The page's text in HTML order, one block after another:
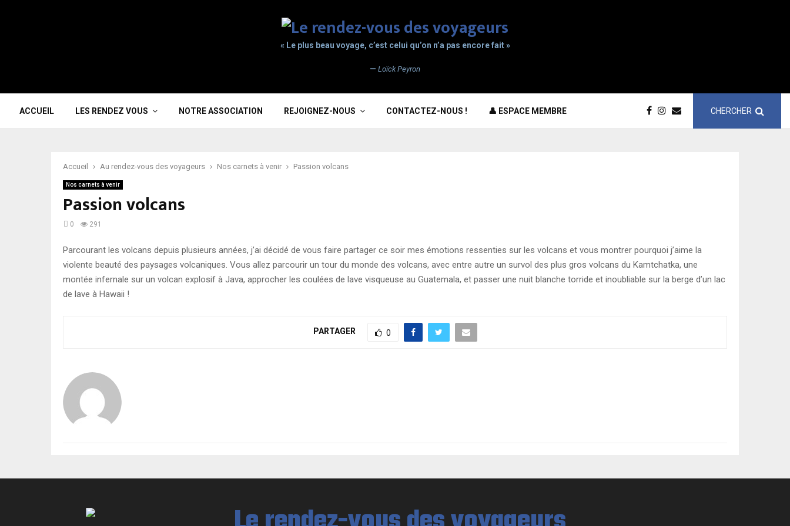
« Le plus beau voyage, c’est celui qu’on n’a pas encore fait »
— Loïck Peyron
ACCUEIL LES RENDEZ VOUS NOTRE ASSOCIATION REJOIGNEZ-NOUS CONTACTEZ-NOUS ! 👤 ESPACE MEMBRE CHERCHER
Accueil Au rendez-vous des voyageurs Nos carnets à venir Passion volcans
Nos carnets à venir
Passion volcans
0 291
Parcourant les volcans depuis plusieurs années, j’ai décidé de vous faire partager ce soir mes émotions ressenties sur les volcans et vous montrer pourquoi j’aime la
violente beauté des paysages volcaniques. Vous allez parcourir un tour du monde des volcans, avec entre autre un survol des plus gros volcans du Kamtchatka, une
montée infernale sur un volcan explosif à Java, approcher les coulées de lave visqueuse au Guatemala, et passer une nuit blanche torride et inoubliable sur la berge d’un lac
de lave à Hawaii !
PARTAGER 0